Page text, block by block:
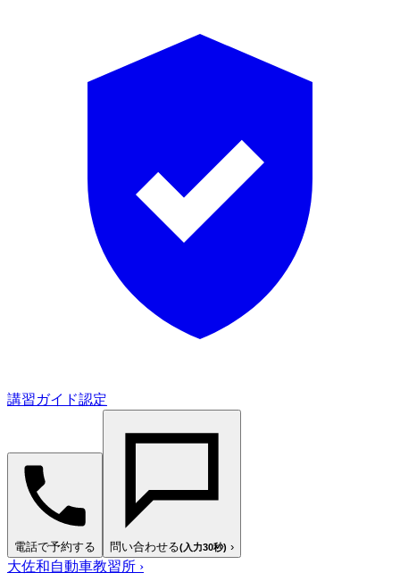
講習ガイド認定
電話で予約する 問い合わせる(入力30秒) ›
大佐和自動車教習所 ›